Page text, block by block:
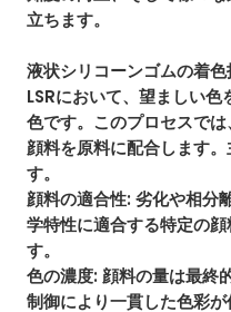
立ちます。
液状シリコーンゴムの着
LSRにおいて、望ましい
色です。このプロセスで
顔料を原料に配合します
す。
顔料の適合性: 劣化や相分
学特性に適合する特定の
す。
色の濃度: 顔料の量は最終
制御により一貫した色彩が